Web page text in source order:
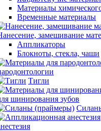
Материалы
Временные материалы
замешивание
Аппликаторы
Блокноты, стекла, чаши
Тигли
шинирования зубов